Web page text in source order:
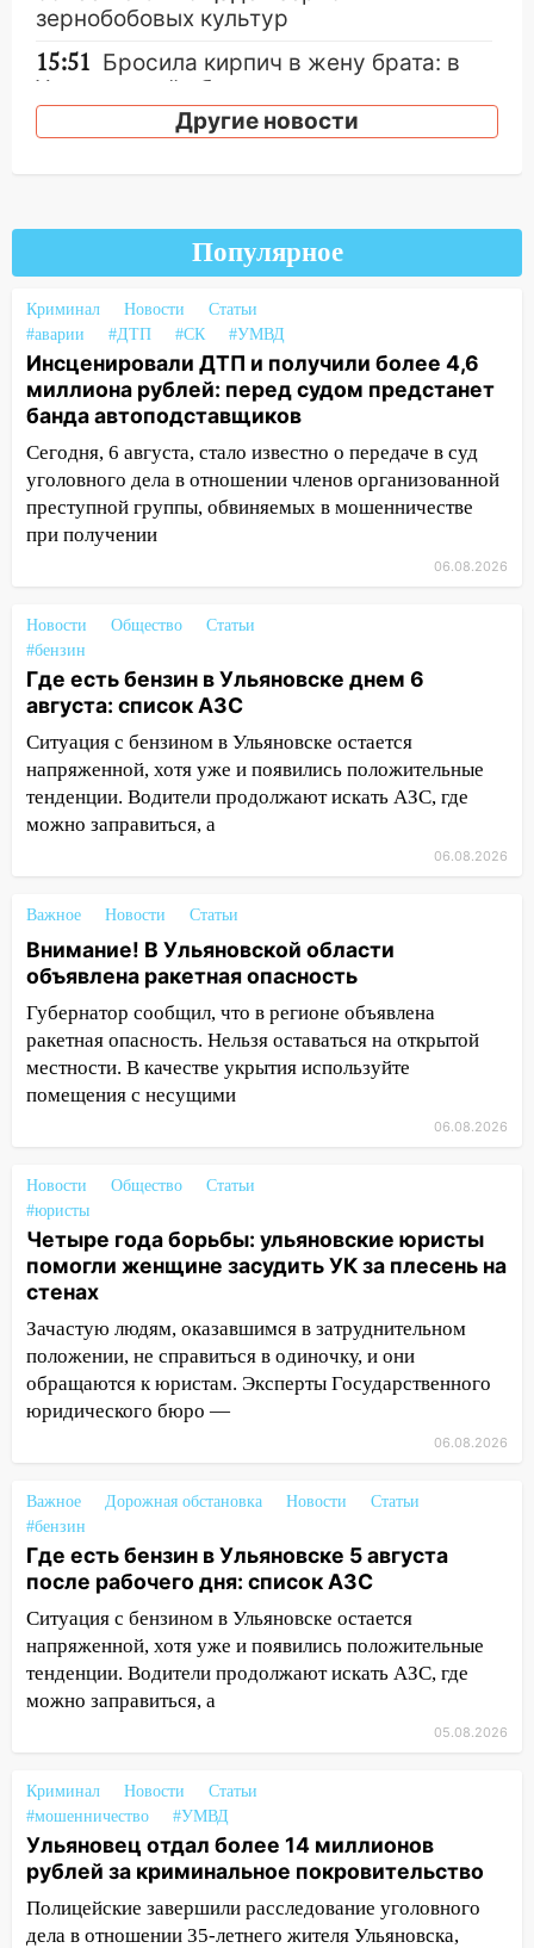
зернобобовых культур
15:51 Бросила кирпич в жену брата: в
Ульяновской области завели дело на
агрессивную женщину
15:15 Проводил до квартиры и ограбил:
новый кавалер женщины оказался
рецидивистом
14:26
В Ульяновске ограничат движение
по улице Ефремова
14:23 67% ульяновцев готовы
передумать увольняться, если им
повысят зарплату
14:01 Инсценировали ДТП и получили
более 4,6 миллиона рублей: перед
судом предстанет банда
13:36 В Инзе произошел крупный пожар
13:00
мужчины, которого необоснованно
обвиняли в жестоком обращении с
животными
12:28 Миллион на «льготниках»: в
Ульяновской области перевозчик
провернул хитрую схему с чужими
12:10
Ульяновский алиментщик накопил
11:49 Снят режим «Ракетная
опасность» на территории Ульяновской
области
11:30 Кабмин РФ разрешил до 1 июля
2027 года импорт, выпуск и обращение
врезался в забор
10:27 Где есть бензин в Ульяновске
днем 6 августа: список АЗС
10:16
объявлена ракетная опасность
10:00 В Старомайнском районе утонул
51-летний мужчина
09:44
Ульяновские спасатели помогли
юному велосипедисту на улице
Чернышевского
08:21 В Заволжском районе украли два
велосипеда
07:18 В Ульяновск идет
тридцатиградусная жара: какая будет
06:00
Четыре года борьбы: ульяновские
юристы помогли женщине засудить УК
за плесень на стенах
05:00
Кому 6 августа звезды сулят
прибыль, а кому — испытания на
прочность
Другие новости
Популярное
Криминал Новости
Статьи
#аварии
#ДТП #СК #УМВД
Инсценировали ДТП и получили более 4,6
миллиона рублей: перед судом предстанет
банда автоподставщиков
Сегодня, 6 августа, стало известно о передаче в суд
уголовного дела в отношении членов организованной
преступной группы, обвиняемых в мошенничестве
при получении
06.08.2026
Новости Общество
Статьи
#бензин
Где есть бензин в Ульяновске днем 6
августа: список АЗС
Ситуация с бензином в Ульяновске остается
напряженной, хотя уже и появились положительные
тенденции. Водители продолжают искать АЗС, где
можно заправиться, а
06.08.2026
Важное Новости Статьи
Внимание! В Ульяновской области
объявлена ракетная опасность
Губернатор сообщил, что в регионе объявлена
ракетная опасность. Нельзя оставаться на открытой
местности. В качестве укрытия используйте
помещения с несущими
06.08.2026
Новости Общество
Статьи
#юристы
Четыре года борьбы: ульяновские юристы
помогли женщине засудить УК за плесень на
стенах
Зачастую людям, оказавшимся в затруднительном
положении, не справиться в одиночку, и они
обращаются к юристам. Эксперты Государственного
юридического бюро —
06.08.2026
Важное Дорожная обстановка Новости
Статьи
#бензин
Где есть бензин в Ульяновске 5 августа
после рабочего дня: список АЗС
Ситуация с бензином в Ульяновске остается
напряженной, хотя уже и появились положительные
тенденции. Водители продолжают искать АЗС, где
можно заправиться, а
05.08.2026
Криминал Новости
Статьи
#мошенничество
#УМВД
Ульяновец отдал более 14 миллионов
рублей за криминальное покровительство
Полицейские завершили расследование уголовного
дела в отношении 35-летнего жителя Ульяновска,